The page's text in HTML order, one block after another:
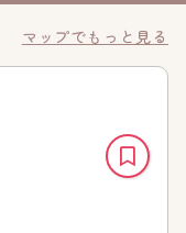
マップでもっと見る